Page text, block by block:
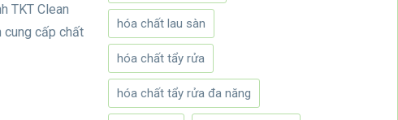
TKT Clean
cung cấp chất
hóa chất lau sàn
hóa chất tẩy rửa
hóa chất tẩy rửa đa năng